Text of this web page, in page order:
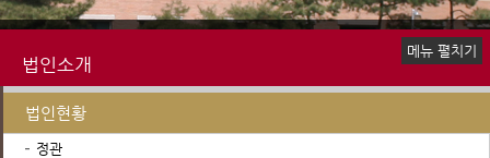
법인소개
봉암의 의미
설립정신
교육방침
설립자 인사
법인현황
정관
메뉴 펼치기